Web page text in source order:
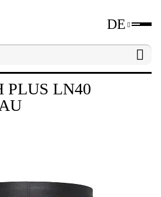
DE
Laser- und optische
PLUS LN40